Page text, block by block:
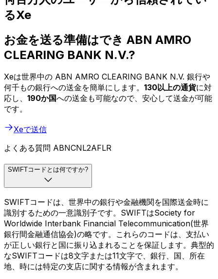
るXe
お金を送る準備はでき ABN AMRO
CLEARING BANK N.V.?
Xeは世界中の ABN AMRO CLEARING BANK N.V. 銀行や
何千もの銀行への送金を簡単にします。 130以上の通貨に対
応し、 190か国への送金も可能なので、安心して送金が可能
です。
Xeで送信
よくある質問 ABNCNL2AFLR
SWIFTコードとは何ですか?
SWIFTコードは、世界中の銀行や金融機関を国際送金時に
識別するための一意識別子です。SWIFTはSociety for
Worldwide Interbank Financial Telecommunication(世界
銀行間金融通信協会)の略です。これらのコードは、支払い
が正しい銀行と国に振り込まれることを保証します。典型的
なSWIFTコードは8文字または11文字で、銀行、国、所在
地、時には特定の支店に関する情報が含まれます。